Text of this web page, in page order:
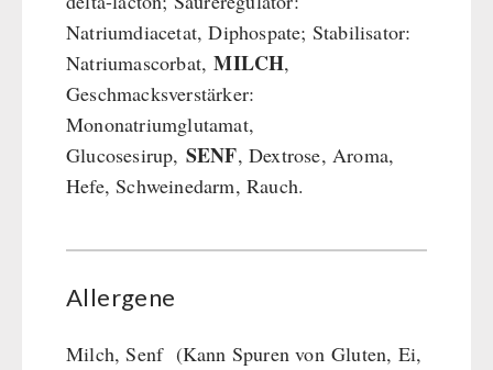
Natriumdiacetat, Diphospate; Stabilisator:
Natriumascorbat,MILCH,
Geschmacksverstärker:
Mononatriumglutamat,
Glucosesirup, SENF, Dextrose, Aroma,
Hefe, Schweinedarm, Rauch.
Allergene
Milch, Senf (Kann Spuren von Gluten, Ei,